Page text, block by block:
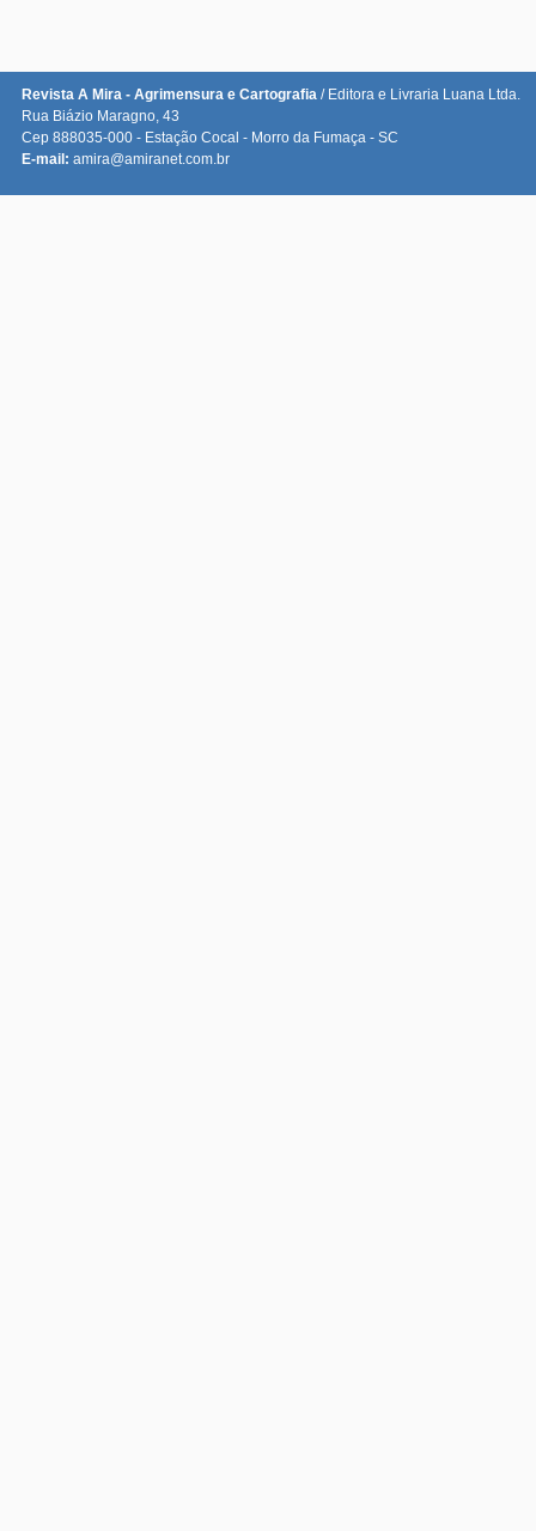
Revista A Mira - Agrimensura e Cartografia / Editora e Livraria Luana Ltda.
Rua Biázio Maragno, 43
Cep 888035-000 - Estação Cocal - Morro da Fumaça - SC
E-mail: amira@amiranet.com.br